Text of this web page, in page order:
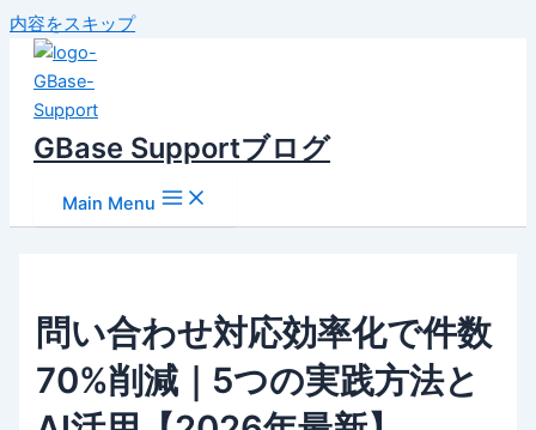
内容をスキップ
GBase Supportブログ
Main Menu
問い合わせ対応効率化で件数
70%削減｜5つの実践方法と